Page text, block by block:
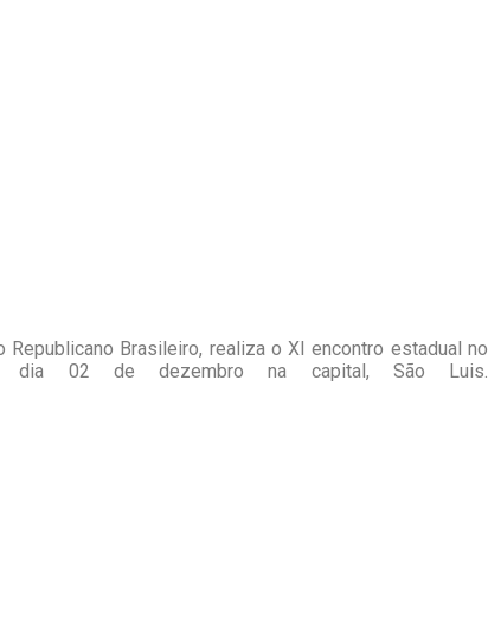
Republicano Brasileiro, realiza o XI encontro estadual no
dia 02 de dezembro na capital, São Luis.